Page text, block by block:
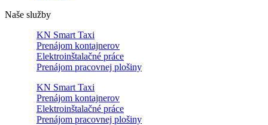
Naše služby
KN Smart Taxi
Prenájom kontajnerov
Elektroinštalačné práce
Prenájom pracovnej plošiny
KN Smart Taxi
Prenájom kontajnerov
Elektroinštalačné práce
Prenájom pracovnej plošiny